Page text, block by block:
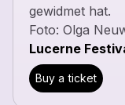
gewidmet hat.
Foto: Olga
Lucerne
Buy a ticket